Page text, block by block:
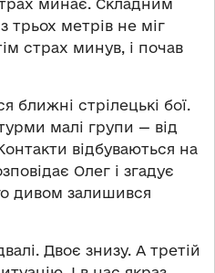
минає. Складним
трьох метрів не міг
страх минув, і почав
ближні стрілецькі бої.
малі групи — від
відбуваються на
Олег і згадує
дивом залишився
Двоє знизу. А третій